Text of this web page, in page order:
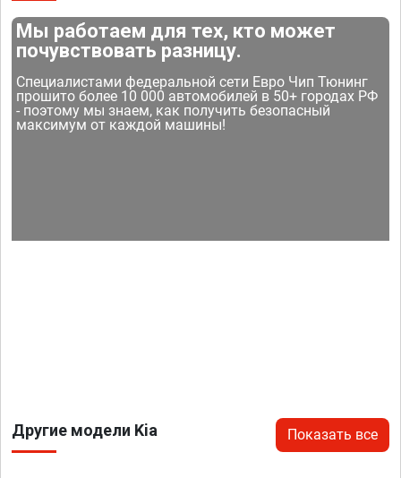
Мы работаем для тех, кто может
почувствовать разницу.
Специалистами федеральной сети Евро Чип Тюнинг
прошито более 10 000 автомобилей в 50+ городах РФ
- поэтому мы знаем, как получить безопасный
максимум от каждой машины!
Другие модели Kia Показать все